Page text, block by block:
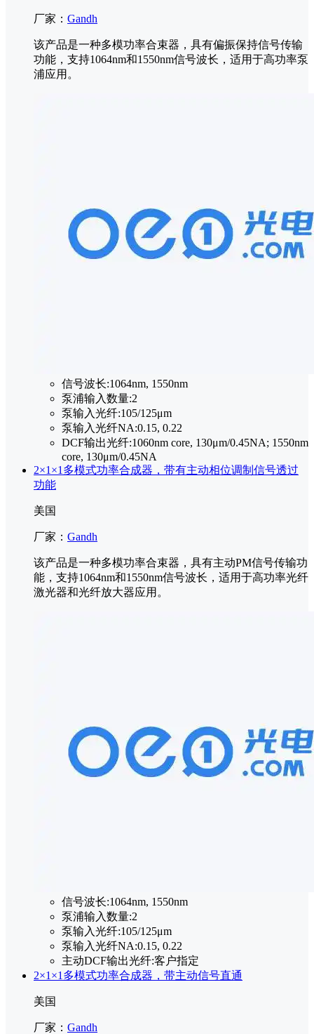
厂家： Gandh
该产品是一种多模功率合束器，具有偏振保持信号传输
功能，支持1064nm和1550nm信号波长，适用于高功率泵
浦应用。
信号波长:1064nm, 1550nm
泵浦输入数量:2
泵输入光纤:105/125μm
泵输入光纤NA:0.15, 0.22
DCF输出光纤:1060nm core, 130μm/0.45NA; 1550nm
core, 130μm/0.45NA
2×1×1多模式功率合成器，带有主动相位调制信号透过
功能
美国
厂家： Gandh
该产品是一种多模功率合束器，具有主动PM信号传输功
能，支持1064nm和1550nm信号波长，适用于高功率光纤
激光器和光纤放大器应用。
信号波长:1064nm, 1550nm
泵浦输入数量:2
泵输入光纤:105/125μm
泵输入光纤NA:0.15, 0.22
主动DCF输出光纤:客户指定
2×1×1多模式功率合成器，带主动信号直通
美国
厂家： Gandh